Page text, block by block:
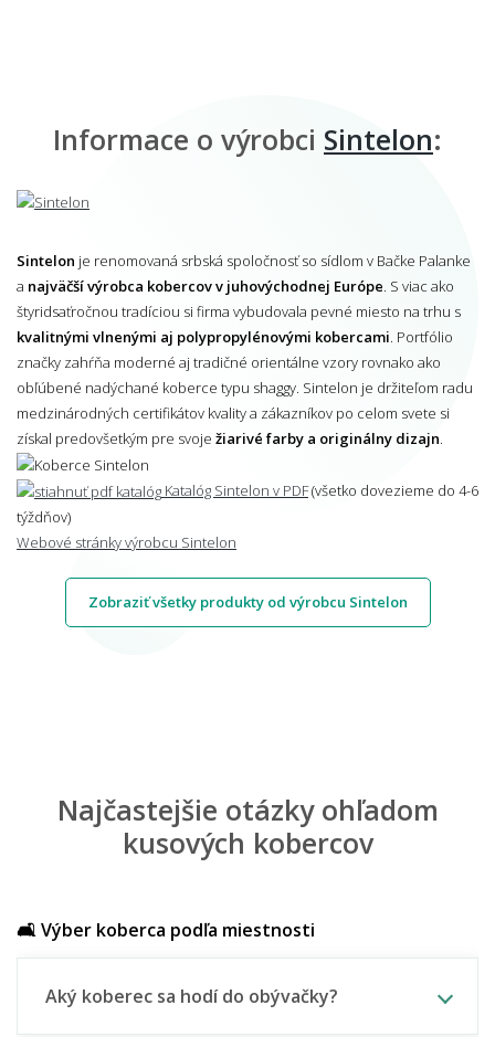
Informace o výrobci Sintelon:
Sintelon je renomovaná srbská spoločnosť so sídlom v Bačke Palanke
a najväčší výrobca kobercov v juhovýchodnej Európe. S viac ako
štyridsaťročnou tradíciou si firma vybudovala pevné miesto na trhu s
kvalitnými vlnenými aj polypropylénovými kobercami. Portfólio
značky zahŕňa moderné aj tradičné orientálne vzory rovnako ako
obľúbené nadýchané koberce typu shaggy. Sintelon je držiteľom radu
medzinárodných certifikátov kvality a zákazníkov po celom svete si
získal predovšetkým pre svoje žiarivé farby a originálny dizajn.
Katalóg Sintelon v PDF(všetko dovezieme do 4-6
týždňov)
Webové stránky výrobcu Sintelon
Zobraziť všetky produkty od výrobcu Sintelon
Najčastejšie otázky ohľadom
kusových kobercov
🛋️ Výber koberca podľa miestnosti
Aký koberec sa hodí do obývačky?